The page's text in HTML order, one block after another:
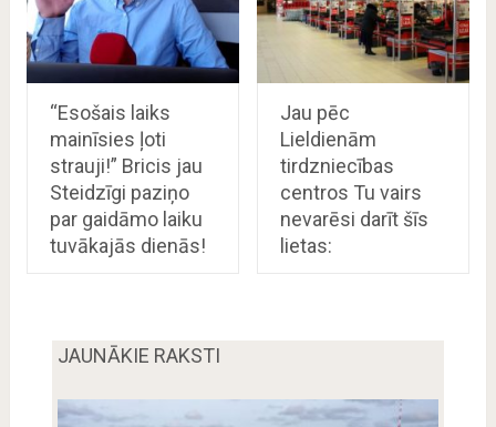
“Esošais laiks
mainīsies ļoti
strauji!” Bricis jau
Steidzīgi paziņo
par gaidāmo laiku
tuvākajās dienās!
Jau pēc
Lieldienām
tirdzniecības
centros Tu vairs
nevarēsi darīt šīs
lietas:
JAUNĀKIE RAKSTI